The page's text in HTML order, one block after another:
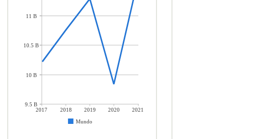
2017 2018 2019 2020
2021
Mundo
11 B
10.5 B
10 B
9.5 B